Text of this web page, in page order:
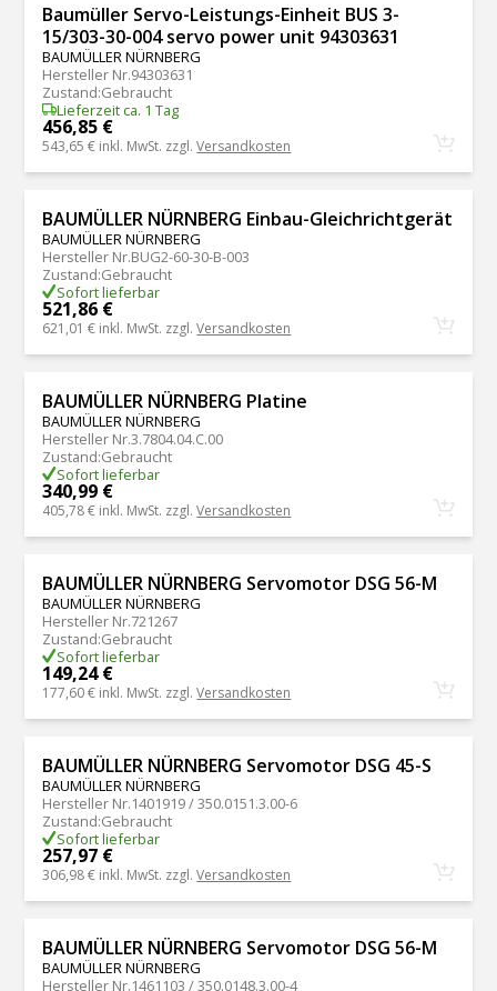
Baumüller Servo-Leistungs-Einheit BUS 3-
15/303-30-004 servo power unit 94303631
BAUMÜLLER NÜRNBERG
Hersteller Nr.94303631
Zustand:Gebraucht
Lieferzeit ca. 1 Tag
456,85 €
543,65 € inkl. MwSt. zzgl.Versandkosten
BAUMÜLLER NÜRNBERG Einbau-Gleichrichtgerät
BAUMÜLLER NÜRNBERG
Hersteller Nr.BUG2-60-30-B-003
Zustand:Gebraucht
Sofort lieferbar
521,86 €
621,01 € inkl. MwSt. zzgl.Versandkosten
BAUMÜLLER NÜRNBERG Platine
BAUMÜLLER NÜRNBERG
Hersteller Nr.3.7804.04.C.00
Zustand:Gebraucht
Sofort lieferbar
340,99 €
405,78 € inkl. MwSt. zzgl.Versandkosten
BAUMÜLLER NÜRNBERG Servomotor DSG 56-M
BAUMÜLLER NÜRNBERG
Hersteller Nr.721267
Zustand:Gebraucht
Sofort lieferbar
149,24 €
177,60 € inkl. MwSt. zzgl.Versandkosten
BAUMÜLLER NÜRNBERG Servomotor DSG 45-S
BAUMÜLLER NÜRNBERG
Hersteller Nr.1401919 / 350.0151.3.00-6
Zustand:Gebraucht
Sofort lieferbar
257,97 €
306,98 € inkl. MwSt. zzgl.Versandkosten
BAUMÜLLER NÜRNBERG Servomotor DSG 56-M
BAUMÜLLER NÜRNBERG
Hersteller Nr.1461103 / 350.0148.3.00-4